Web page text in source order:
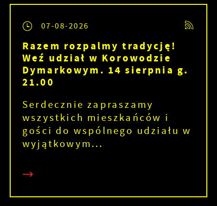
07-08-2026
Razem rozpalmy tradycję!
Weź udział w Korowodzie
Dymarkowym. 14 sierpnia g.
21.00
Serdecznie zapraszamy
wszystkich mieszkańców i
gości do wspólnego udziału w
wyjątkowym...